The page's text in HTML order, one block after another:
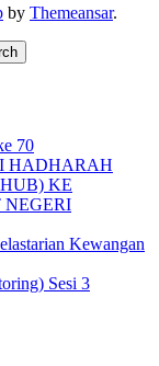
by Themeansar.
70
HADHARAH
KE
Kewangan
Sesi 3